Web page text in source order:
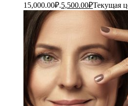
15,000.00₽.5,500.00₽Текущая